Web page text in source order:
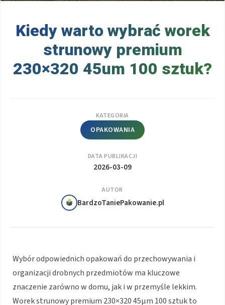
Kiedy warto wybrać worek
strunowy premium
230×320 45um 100 sztuk?
KATEGORIA
OPAKOWANIA
DATA PUBLIKACJI
2026-03-09
AUTOR
BardzoTaniePakowanie.pl
Wybór odpowiednich opakowań do przechowywania i
organizacji drobnych przedmiotów ma kluczowe
znaczenie zarówno w domu, jak i w przemyśle lekkim.
Worek strunowy premium 230×320 45μm 100 sztuk to